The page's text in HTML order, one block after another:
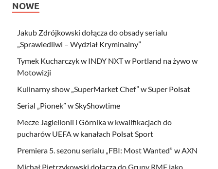
NOWE
Jakub Zdrójkowski dołącza do obsady serialu
„Sprawiedliwi – Wydział Kryminalny”
Tymek Kucharczyk w INDY NXT w Portland na żywo w
Motowizji
Kulinarny show „SuperMarket Chef” w Super Polsat
Serial „Pionek” w SkyShowtime
Mecze Jagiellonii i Górnika w kwalifikacjach do
pucharów UEFA w kanałach Polsat Sport
Premiera 5. sezonu serialu „FBI: Most Wanted” w AXN
Michał Pietrzykowski dołącza do Grupy RMF jako